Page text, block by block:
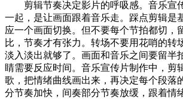
剪辑节奏决定影片的呼吸感。音乐宣
一起，是让画面跟着音乐走。踩点剪辑是
应一个画面切换。但不要每个节拍都切，
比，节奏才有张力。转场不要用花哨的转
淡入淡出就够了。画面和音乐之间要留半
睛需要反应时间。音乐宣传片制作中，剪
歌，把情绪曲线画出来，再决定每个段落
分节奏加快，间奏部分节奏放缓，跟着情